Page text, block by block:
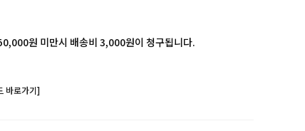
원 미만시 배송비 3,000원이 청구됩니다.
바로가기]